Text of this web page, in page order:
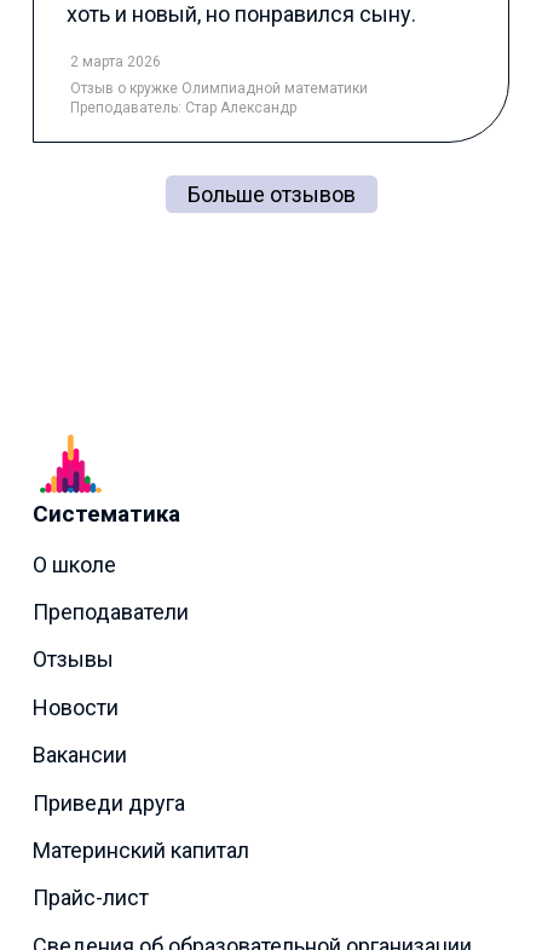
хоть и новый, но понравился сыну.
2 марта 2026
Отзыв о кружке Олимпиадной математики
Преподаватель: Стар Александр
Больше отзывов
Систематика
О школе
Преподаватели
Отзывы
Новости
Вакансии
Приведи друга
Материнский капитал
Прайс-лист